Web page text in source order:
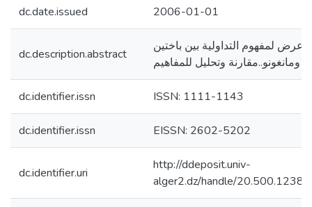
dc.date.issued 2006-01-01
dc.description.abstract
عرض لمفهوم التداولية بين باختين
ومانغونو..مقارنة وتحليل للمفاهيم
dc.identifier.issn ISSN: 1111-1143
dc.identifier.issn EISSN: 2602-5202
dc.identifier.uri
http://ddeposit.univ-
alger2.dz/handle/